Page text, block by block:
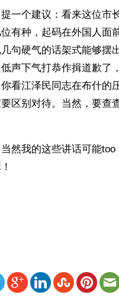
一个建议：看来这位市
有种，起码在外国人面
句硬气的话架式能够摆
声下气打恭作揖道歉了
看江泽民同志在布什的
区别对待。当然，要查
然我的这些讲话可能